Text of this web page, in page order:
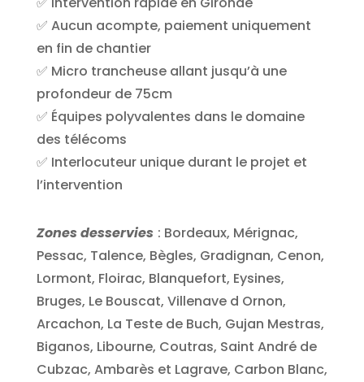
✅ Aucun acompte, paiement uniquement
en fin de chantier
✅ Micro trancheuse allant jusqu’à une
profondeur de 75cm
✅ Équipes polyvalentes dans le domaine
des télécoms
✅ Interlocuteur unique durant le projet et
l’intervention
Zones desservies : Bordeaux, Mérignac,
Pessac, Talence, Bègles, Gradignan, Cenon,
Lormont, Floirac, Blanquefort, Eysines,
Bruges, Le Bouscat, Villenave d Ornon,
Arcachon, La Teste de Buch, Gujan Mestras,
Biganos, Libourne, Coutras, Saint André de
Cubzac, Ambarès et Lagrave, Carbon Blanc,